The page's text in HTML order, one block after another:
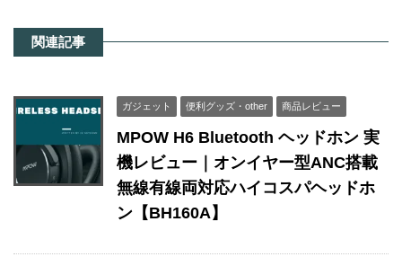
関連記事
ガジェット 便利グッズ・other 商品レビュー
MPOW H6 Bluetooth ヘッドホン 実
機レビュー｜オンイヤー型ANC搭載
無線有線両対応ハイコスパヘッドホ
ン【BH160A】